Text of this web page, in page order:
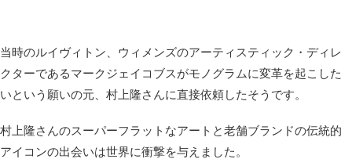
当時のルイヴィトン、ウィメンズのアーティスティック・ディレ
クターであるマークジェイコブスがモノグラムに変革を起こした
いという願いの元、村上隆さんに直接依頼したそうです。
村上隆さんのスーパーフラットなアートと老舗ブランドの伝統的
アイコンの出会いは世界に衝撃を与えました。